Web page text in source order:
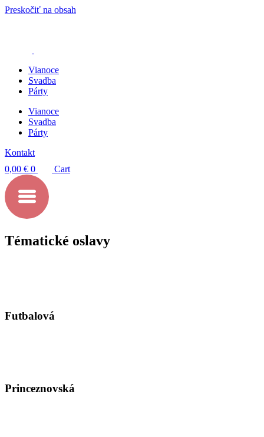
Preskočiť na obsah
Vianoce
Svadba
Párty
Vianoce
Svadba
Párty
Kontakt
0,00 € 0 Cart
Tématické oslavy
Futbalová
Princeznovská